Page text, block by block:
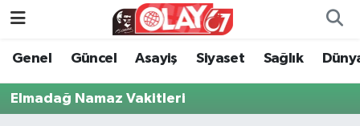
Genel Güncel Asayiş Siyaset Sağlık
Elmadağ Namaz Vakitleri
KATEGORİSİZ
ANA SAYFA
Genel
Güncel
Zonguldak Nöbetçi Eczaneler
Zonguldak Hava Durumu